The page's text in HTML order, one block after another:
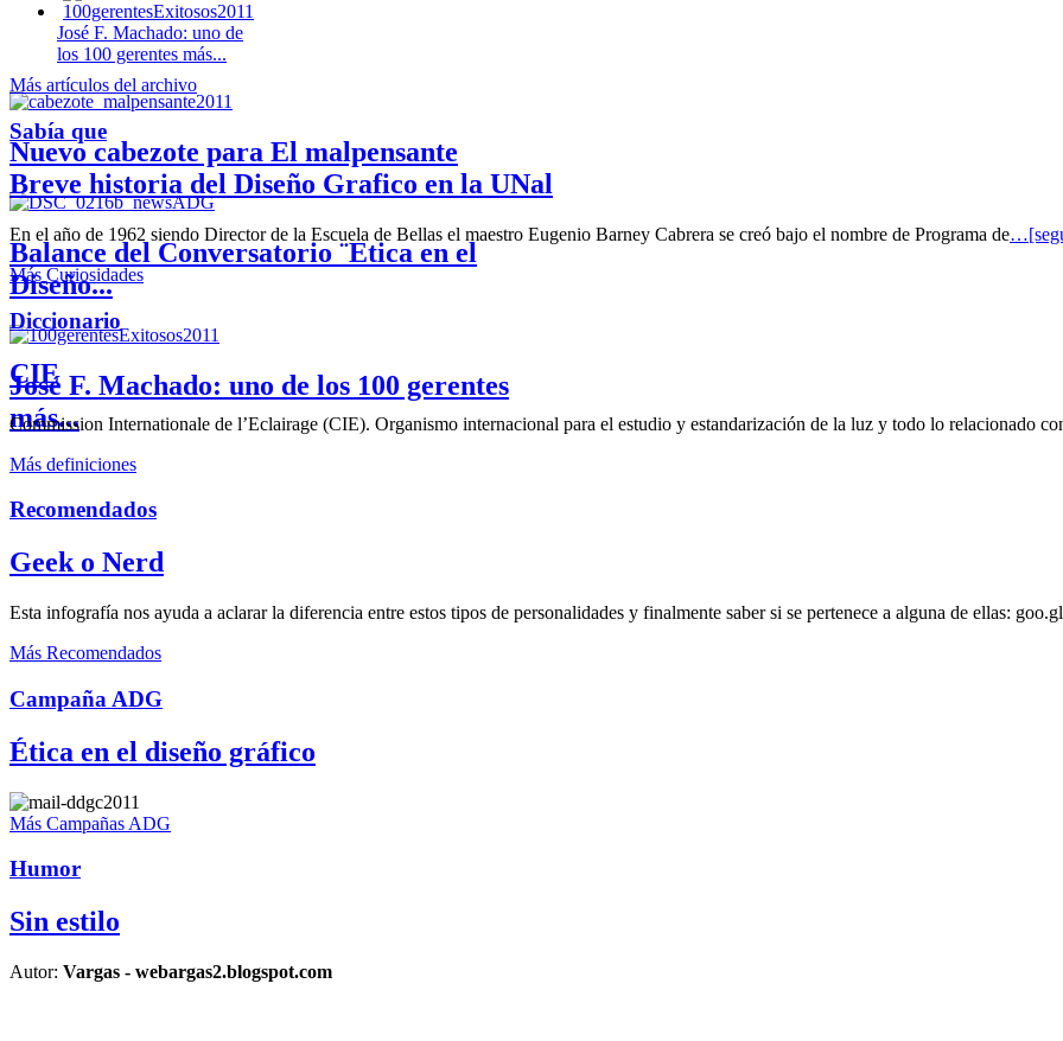
José F. Machado: uno de
los 100 gerentes más...
Nuevo cabezote para El malpensante
Balance del Conversatorio ¨Etica en el
Diseño...
José F. Machado: uno de los 100 gerentes
más...
Más artículos del archivo
Sabía que
Breve historia del Diseño Grafico en la UNal
En el año de 1962 siendo Director de la Escuela de Bellas el maestro Eugenio Barney Cabrera se creó bajo el nombre de Programa de
Más Curiosidades
Diccionario
CIE
Commission Internationale de l’Eclairage (CIE). Organismo internacional para el estudio y estandarización de la luz y todo lo relacionado
Más definiciones
Recomendados
Geek o Nerd
Esta infografía nos ayuda a aclarar la diferencia entre estos tipos de personalidades y finalmente saber si se pertenece a alguna de ellas:
Más Recomendados
Campaña ADG
Ética en el diseño gráfico
Más Campañas ADG
Humor
Sin estilo
Autor: Vargas - webargas2.blogspot.com